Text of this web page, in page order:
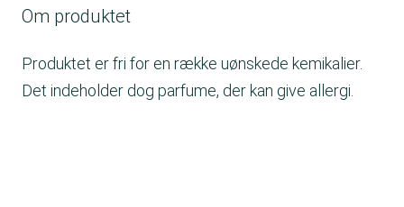
Om produktet
Produktet er fri for en række uønskede kemikalier.
Det indeholder dog parfume, der kan give allergi.